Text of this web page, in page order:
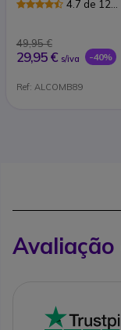
4.7 de 12
49,95 €
29,95 € s/iva -40%
Ref: ALCOMB89